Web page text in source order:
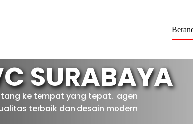
SURABAYA
ke tempat yang tepat. agen
terbaik dan desain modern